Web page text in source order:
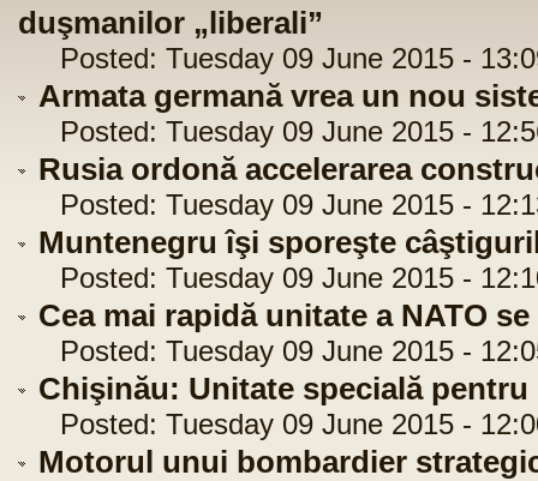
duşmanilor „liberali”
Posted: Tuesday 09 June 2015 -
Armata germană vrea un nou
Posted: Tuesday 09 June 2015 -
Rusia ordonă accelerarea
Posted: Tuesday 09 June 2015 -
Muntenegru îşi sporeşte
Posted: Tuesday 09 June 2015 -
Cea mai rapidă unitate a NATO
Posted: Tuesday 09 June 2015 -
Chişinău: Unitate specială
Posted: Tuesday 09 June 2015 -
Motorul unui bombardier